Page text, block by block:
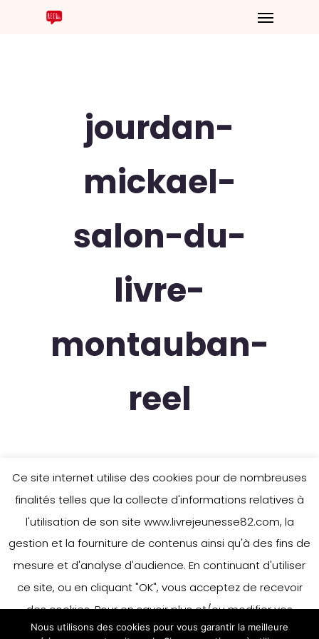
jourdan-
mickael-
salon-du-
livre-
montauban-
reel
Ce site internet utilise des cookies pour de nombreuses
finalités telles que la collecte d'informations relatives à
l'utilisation de son site www.livrejeunesse82.com, la
gestion et la fourniture de contenus ainsi qu'à des fins de
mesure et d'analyse d'audience. En continuant d'utiliser
ce site, ou en cliquant "OK", vous acceptez de recevoir
des cookies. Pour en savoir plus et/ou modifier vos
préférences en matière de cookies, merci de vous référer
Nous utilisons des cookies pour vous garantir la meilleure